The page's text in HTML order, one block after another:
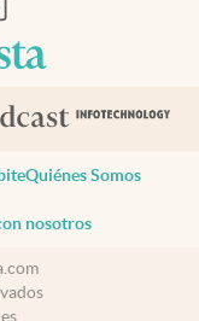
Quiénes Somos
nosotros